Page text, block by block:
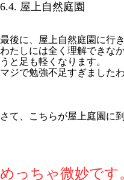
6.4. 屋上自然庭園
最後に、屋上自然庭園に行
わたしには全く理解できな
うと足も軽くなります。
マジで勉強不足すぎましたわ
さて、こちらが屋上庭園に
めっちゃ微妙です